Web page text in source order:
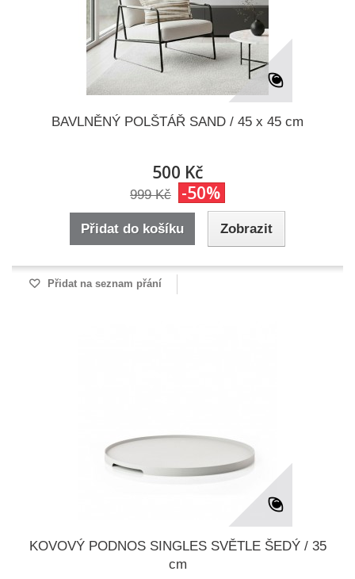
BAVLNĚNÝ POLŠTÁŘ SAND / 45 x 45 cm
500 Kč
999 Kč -50%
Přidat do košíku Zobrazit
Přidat na seznam přání
KOVOVÝ PODNOS SINGLES SVĚTLE ŠEDÝ / 35
cm